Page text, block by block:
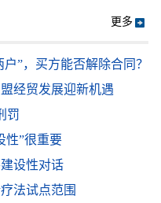
更多
”，买方能否解除合同？
经贸发展迎新机遇
罚
性”很重要
设性对话
法试点范围